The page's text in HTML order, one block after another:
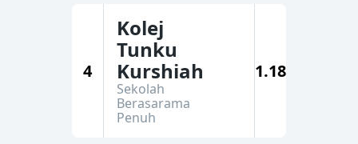
4
Kolej
Tunku
Kurshiah
Sekolah
Berasarama
Penuh
1.18